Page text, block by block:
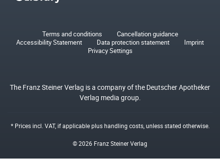
Terms and conditions
Cancellation guidance
Accessibility Statement
Data protection statement
Imprint
Privacy Settings
The Franz Steiner Verlag is a company of the Deutscher Apotheker
Verlag media group.
* Prices incl. VAT, if applicable plushandling costs, unless stated otherwise.
© 2026 Franz Steiner Verlag